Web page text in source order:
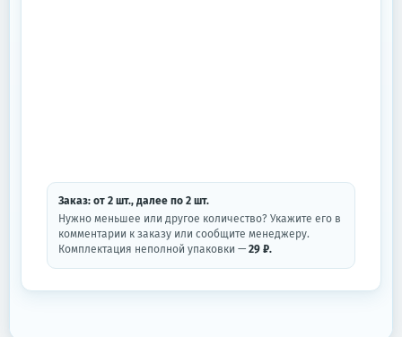
Заказ: от 2 шт., далее по 2 шт.
Нужно меньшее или другое количество? Укажите его в
комментарии к заказу или сообщите менеджеру.
Комплектация неполной упаковки — 29 ₽.